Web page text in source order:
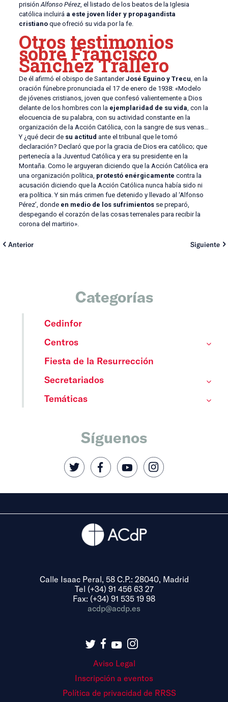
prisiónAlfonso Pérez, el listado de los beatos de la Iglesia
católica incluirá a este joven líder y propagandista
cristiano que ofreció su vida por la fe.
Otros testimonios
sobre Francisco
Sánchez Trallero
De él afirmó el obispo de SantanderJosé Eguino y Trecu, en la
oración fúnebre pronunciada el 17 de enero de 1938: «Modelo
de jóvenes cristianos, joven que confesó valientemente a Dios
delante de los hombres con la ejemplaridad de su vida, con la
elocuencia de su palabra, con su actividad constante en la
organización de la Acción Católica, con la sangre de sus venas…
Y ¿qué decir de su actitud ante el tribunal que le tomó
declaración? Declaró que por la gracia de Dios era católico; que
pertenecía a la Juventud Católica y era su presidente en la
Montaña. Como le arguyeran diciendo que la Acción Católica era
una organización política, protestó enérgicamente contra la
acusación diciendo que la Acción Católica nunca había sido ni
era política. Y sin más crimen fue detenido y llevado al ‘Alfonso
Pérez’, donde en medio de los sufrimientos se preparó,
despegando el corazón de las cosas terrenales para recibir la
corona del martirio».
Anterior Siguiente
Categorías
Cedinfor
Centros
Fiesta de la Resurrección
Secretariados
Temáticas
Síguenos
Calle Isaac Peral, 58 C.P.: 28040, Madrid
Tel (+34) 91 456 63 27
Fax: (+34) 91 535 19 98
acdp@acdp.es
Aviso Legal
Inscripción a eventos
Política de privacidad de RRSS